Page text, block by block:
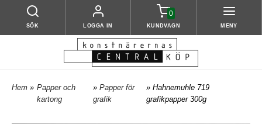
SÖK LOGGA IN
0
KUNDVAGN MENY
Hem » Papper och
kartong
» Papper för
grafik
» Hahnemuhle 719
grafikpapper 300g